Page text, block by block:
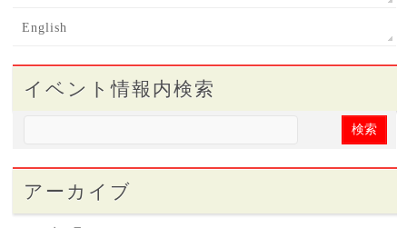
English
イベント情報内検索
アーカイブ